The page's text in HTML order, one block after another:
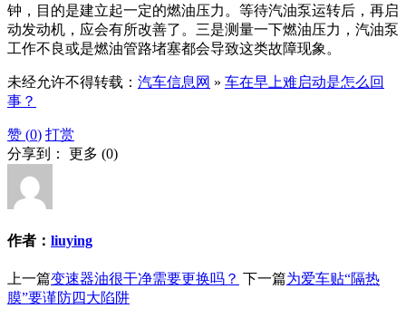
钟，目的是建立起一定的燃油压力。等待汽油泵运转后，再启
动发动机，应会有所改善了。三是测量一下燃油压力，汽油泵
工作不良或是燃油管路堵塞都会导致这类故障现象。
未经允许不得转载： 汽车信息网 » 车在早上难启动是怎么回
事？
赞 (0) 打赏
分享到： 更多 (0)
作者： liuying
上一篇变速器油很干净需要更换吗？ 下一篇为爱车贴“隔热
膜”要谨防四大陷阱